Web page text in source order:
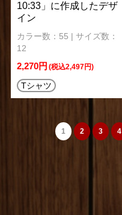
10:33」に作成したデザ
イン
カラー数：55 | サイズ数：
12
2,270円 (税込2,497円)
Tシャツ
1 2 3 4